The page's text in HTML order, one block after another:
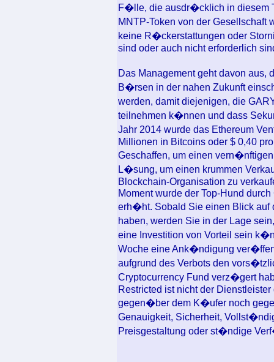
F�lle, die ausdr�cklich in diesem
MNTP-Token von der
keine R�ckerstattungen oder
sind oder auch nicht erforderlich
Das Management geht davon
B�rsen in der nahen Zukunft
werden, damit diejenigen, die
teilnehmen k�nnen und dass
Jahr 2014 wurde das Ethereum
Millionen in Bitcoins oder $ 0,40
Geschaffen, um einen
L�sung, um einen krummen
Blockchain-Organisation zu
Moment wurde der Top-Hund
erh�ht. Sobald Sie einen Blick auf
haben, werden Sie in der Lage
eine Investition von Vorteil sein
Woche eine Ank�ndigung
aufgrund des Verbots den
Cryptocurrency Fund verz�gert
Restricted ist nicht der
gegen�ber dem K�ufer noch
Genauigkeit, Sicherheit,
Preisgestaltung oder st�ndige